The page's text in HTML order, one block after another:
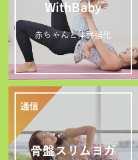
WithBaby
赤ちゃんと体幹強化
骨盤スリムヨガ